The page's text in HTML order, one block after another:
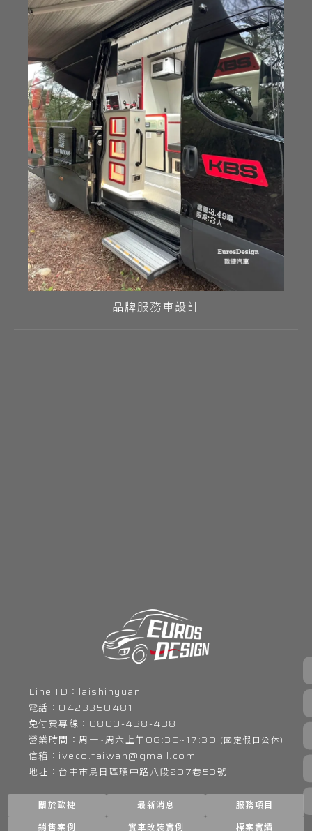
品牌服務車設計
laishihyuan
0423350481
0800-438-438
周六上午08:30~17:30
iveco.taiwan@gmail.com
台中市烏日區環中路八段207巷53號
關於歐捷 最新消息
服務項目
銷售案例
實車改裝實例 標案實績